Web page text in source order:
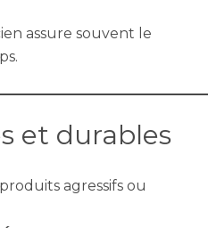
assure souvent le
et durables
agressifs ou